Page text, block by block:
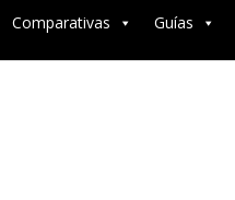
Comparativas Guías